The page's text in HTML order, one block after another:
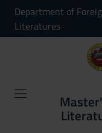
Department of
Literatures